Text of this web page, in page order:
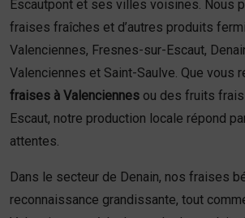
Escautpont et ses villes voisines. Nous
fraises fraîches et d’autres produits
Valenciennes, Fresnes-sur-Escaut,
Valenciennes et Saint-Saulve. Que vous
fraises à Valenciennes ou des fruits
Escaut, notre production locale répond
attentes.
Dans le secteur de Denain, nos fraises
reconnaissance grandissante, tout